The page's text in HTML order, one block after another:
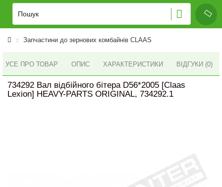
Запчастини до зернових комбайнів CLAAS
УСЕ ПРО ТОВАР ОПИС ХАРАКТЕРИСТИКИ ВІДГУКИ (0)
734292 Вал відбійного бітера D56*2005 [Claas
Lexion] HEAVY-PARTS ORIGINAL, 734292.1